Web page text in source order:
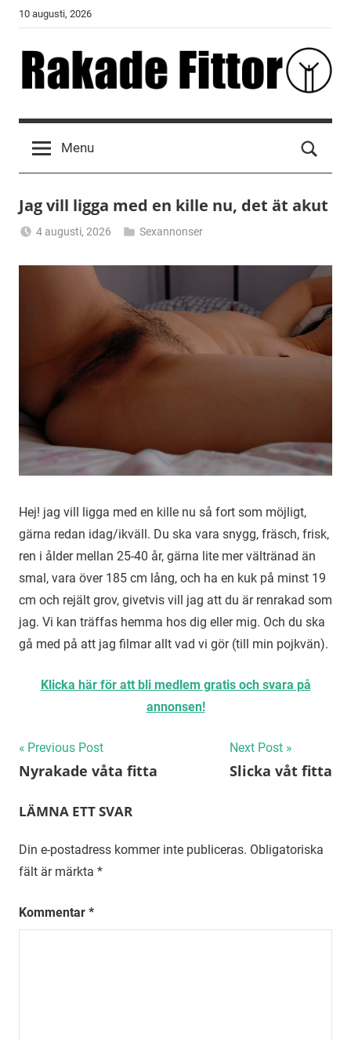
Skip
content
10 augusti, 2026
Rakade
Fittor
Menu
Jag vill ligga med en kille nu, det ät akut
4 augusti, 2026
Sexannonser
Hej! jag vill ligga med en kille nu så fort som möjligt,
gärna redan idag/ikväll. Du ska vara snygg, fräsch, frisk,
ren i ålder mellan 25-40 år, gärna lite mer vältränad än
smal, vara över 185 cm lång, och ha en kuk på minst 19
cm och rejält grov, givetvis vill jag att du är renrakad som
jag. Vi kan träffas hemma hos dig eller mig. Och du ska
gå med på att jag filmar allt vad vi gör (till min pojkvän).
Klicka här för att bli medlem gratis och svara på
annonsen!
Inläggsnavigering
Previous Post
Nyrakade våta fitta
Next Post
Slicka våt fitta
LÄMNA ETT SVAR
Din e-postadress kommer inte publiceras. Obligatoriska
fält är märkta *
Kommentar *